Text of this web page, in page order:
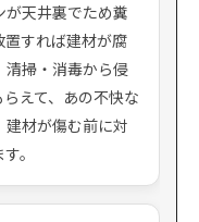
天井裏でため糞
すれば建材が腐
清掃・消毒から侵
えて、あの不快な
材が傷む前に対
。